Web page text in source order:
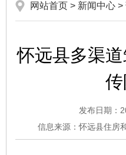
网站首页 > 新闻中心 >
怀远县多渠
发布日期：
信息来源：怀远县住房